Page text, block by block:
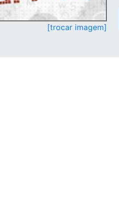
[trocar imagem]